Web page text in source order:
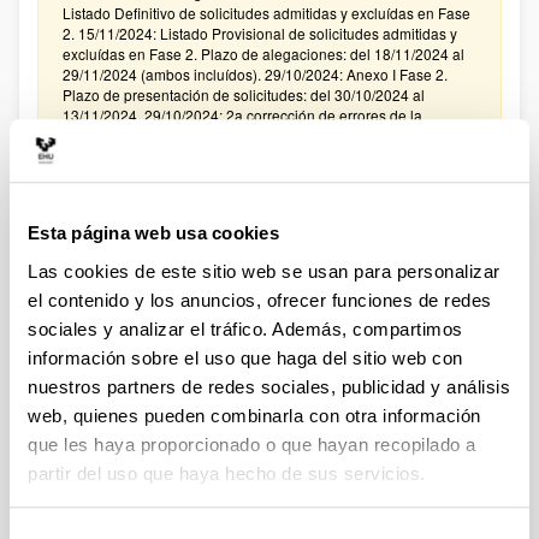
Esta página web usa cookies
Las cookies de este sitio web se usan para personalizar
el contenido y los anuncios, ofrecer funciones de redes
sociales y analizar el tráfico. Además, compartimos
información sobre el uso que haga del sitio web con
nuestros partners de redes sociales, publicidad y análisis
web, quienes pueden combinarla con otra información
que les haya proporcionado o que hayan recopilado a
partir del uso que haya hecho de sus servicios.
Listado Definitivo de solicitudes admitidas y excluídas en Fase
2. 15/11/2024: Listado Provisional de solicitudes admitidas y
excluídas en Fase 2. Plazo de alegaciones: del 18/11/2024 al
29/11/2024 (ambos incluídos). 29/10/2024: Anexo I Fase 2.
Plazo de presentación de solicitudes: del 30/10/2024 al
13/11/2024. 29/10/2024: 2a corrección de errores de la
Plazo de presentación cerrado (Fecha de fin del plazo de
presentación: 21/01/2025 14:00)
El plazo de para la recepción en el Vicerrectorado de
Investigación de “Expresiones de interés” para Ramón y Cajal
2024 finalizará el 13 de enero de 2025. El plazo para la
presentación de solicitudes a la convocatoria Ramón y Cajal
2024, tanto para las personas investigadoras solicitantes como
para la entidad UPV/EHU, finalizará el 21 de enero de 2025, a
las 14:00 horas
Ayudas a la Investigación e Innovación Tecnológica con
cargo a los fondos previstos para acciones Universidad-